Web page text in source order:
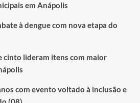
em Anápolis
à dengue com nova etapa do
cinto lideram itens com maior
com evento voltado à inclusão e